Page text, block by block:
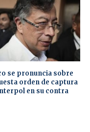
se pronuncia sobre
orden de captura
en su contra